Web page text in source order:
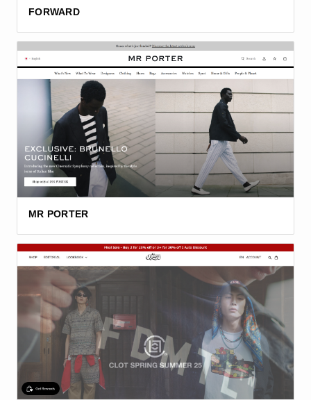
FORWARD
MR PORTER